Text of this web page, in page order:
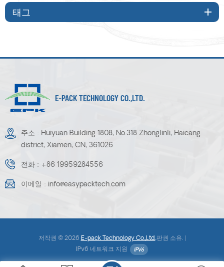
태그
E-PACK TECHNOLOGY CO.,LTD.
주소 : Huiyuan Building 1808, No.318 Zhonglinli, Haicang
district, Xiamen, CN, 361026
전화 : +86 19959284556
이메일 : info@easypacktech.com
저작권 © 2026 E-pack Technology Co.,Ltd..판권 소유. |
IPv6 네트워크 지원